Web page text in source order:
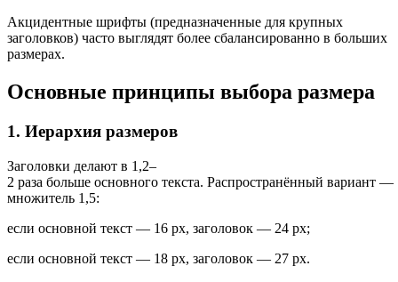
Акцидентные шрифты (предназначенные для крупных
заголовков) часто выглядят более сбалансированно в больших
размерах.
Основные принципы выбора размера
1. Иерархия размеров
Заголовки делают в 1 ,2–
2 раза больше основного текста. Распространённый вариант —
множитель 1 ,5:
если основной текст — 16 px, заголовок — 24 px;
если основной текст — 18 px, заголовок — 27 px.